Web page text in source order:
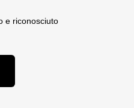
e riconosciuto